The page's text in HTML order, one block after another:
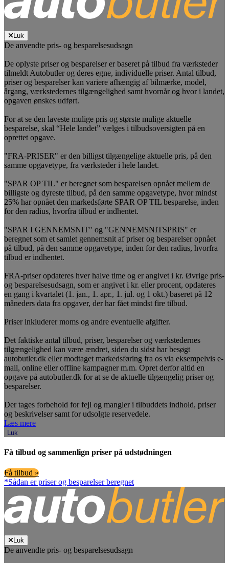
Luk
De anvendte pris- og besparelsesudsagn
De oplyste priser og besparelser er baseret på tilbud fra værksteder
tilmeldt Autobutler og deres egne, individuelle priser. Antal tilbud,
priser og besparelser kan variere afhængig af bilmærke, model,
årgang, værkstedernes tilgængelighed samt hvornår og hvor i landet,
opgaven ønskes udført.
For at se den laveste mulige pris og største mulige aktuelle
besparelse, skal “Hele landet” vælges i tilbudsoversigten på en
oprettet opgave.
"FRA-PRISER" er den billigst tilgængelige aktuelle pris, på den
samme opgavetype, fra værksteder i hele landet.
"SPAR OP TIL" er beregnet som besparelsen opnået mellem de
billigste og dyreste tilbud, på den samme opgavetype, hvor mindst
25% har opnået den markedsførte SPAR OP TIL besparelse, inden
for den radius, hvorfra tilbud er indhentet.
"SPAR I GENNEMSNIT" og "GENNEMSNITSPRIS" er
beregnet som et samlet gennemsnit af priser og besparelser opnået
på tilbud, på den samme opgavetype, inden for den radius, hvorfra
tilbud er indhentet.
FRA-priser opdateres hver halve time og er angivet i kr. Øvrige pris-
og besparelsesudsagn, som er angivet i kr. eller procent, opdateres
en gang i kvartalet (1. jan., 1. apr., 1. jul. og 1 okt.) baseret på 12
måneders data fra opgaver, der har fået mindst fire tilbud.
Priser inkluderer moms og andre eventuelle afgifter.
Det faktiske antal tilbud, priser, besparelser og værkstedernes
tilgængelighed kan være ændret, siden du sidst har besøgt
autobutler.dk eller modtaget markedsføring fra os via eksempelvis e-
mail, online eller offline kampagner m.m. Opret derfor altid en
opgave på autobutler.dk for at se de aktuelle tilgængelig priser og
besparelser.
Der tages forbehold for fejl og mangler i tilbuddets indhold, priser
og beskrivelser samt for udsolgte reservedele.
Læs mere
Luk
Få tilbud og sammenlign priser på udstødningen
Få tilbud »
*Sådan er priser og besparelser beregnet
Luk
De anvendte pris- og besparelsesudsagn